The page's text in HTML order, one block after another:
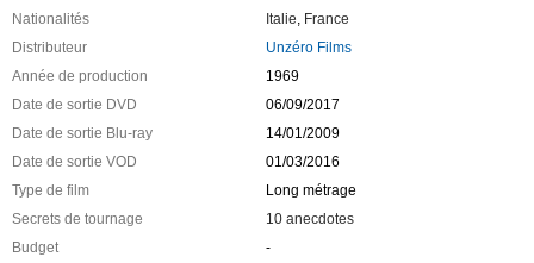
Nationalités Italie France
Distributeur
Unzéro Films
Année de production
1969
Date de sortie DVD
06/09/2017
Date de sortie Blu-ray
14/01/2009
Date de sortie VOD
01/03/2016
Type de film
Long métrage
Secrets de tournage
10 anecdotes
Budget
-